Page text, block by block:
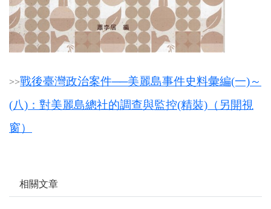
>>戰後臺灣政治案件──美麗島事件史料彙編(一)～
(八)：對美麗島總社的調查與監控(精裝)（另開視
窗）
相關文章